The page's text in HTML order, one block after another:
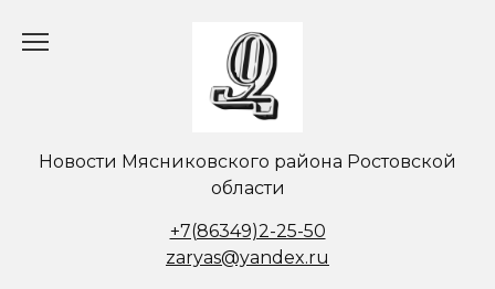
Новости Мясниковского района Ростовской
области
+7(86349)2-25-50
zaryas@yandex.ru